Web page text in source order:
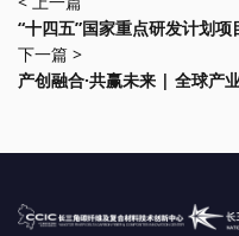
“十四五”国家重点研发计划
下一篇 >
产创融合·共赢未来 | 全球产